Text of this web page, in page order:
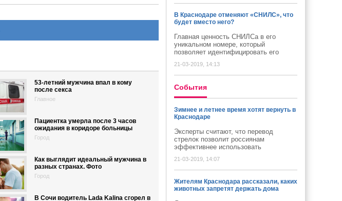
53-летний мужчина впал в кому
после секса
Главное
Пациентка умерла после 3 часов
ожидания в коридоре больницы
Город
Как выглядит идеальный мужчина в
разных странах. Фото
Город
В Сочи водитель Lada Kalina сгорел в
В Краснодаре отменяют «СНИЛС», что
будет вместо него?
Главная ценность СНИЛСа в его
уникальном номере, который
позволяет идентифицировать его
21-03-2019, 14:13
Cобытия
Зимнее и летнее время хотят вернуть в
Краснодаре
Эксперты считают, что перевод
стрелок позволит россиянам
эффективнее использовать
21-03-2019, 14:07
Жителям Краснодара рассказали, каких
животных запретят держать дома